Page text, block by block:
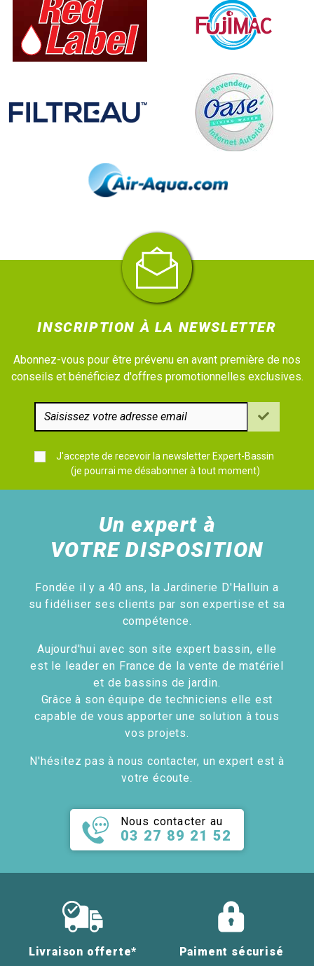
INSCRIPTION À LA NEWSLETTER
Abonnez-vous pour être prévenu en avant première de nos
conseils et bénéficiez d'offres promotionnelles exclusives.
J'accepte de recevoir la newsletter Expert-Bassin
(je pourrai me désabonner à tout moment)
Un expert à
VOTRE DISPOSITION
Fondée il y a 40 ans, la Jardinerie D'Halluin a
su fidéliser ses clients par son expertise et sa
compétence.
Aujourd'hui avec son site expert bassin, elle
est le leader en France de la vente de matériel
et de bassins de jardin.
Grâce à son équipe de techniciens elle est
capable de vous apporter une solution à tous
vos projets.
N'hésitez pas à nous contacter, un expert est à
votre écoute.
Nous contacter au
03 27 89 21 52
Livraison offerte* Paiment sécurisé